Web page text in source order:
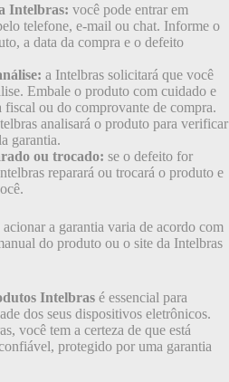
Intelbras: você pode entrar em
telefone, e-mail ou chat. Informe o
a data da compra e o defeito
a Intelbras solicitará que você
Embale o produto com cuidado e
fiscal ou do comprovante de compra.
analisará o produto para verificar
garantia.
ou trocado: se o defeito for
reparará ou trocará o produto e
a garantia varia de acordo com
do produto ou o site da Intelbras
Intelbras é essencial para
dos seus dispositivos eletrônicos.
você tem a certeza de que está
protegido por uma garantia